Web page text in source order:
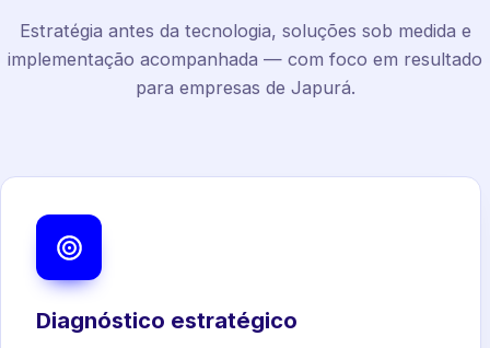
Estratégia antes da tecnologia, soluções sob medida e
implementação acompanhada — com foco em resultado
para empresas de Japurá.
Diagnóstico estratégico